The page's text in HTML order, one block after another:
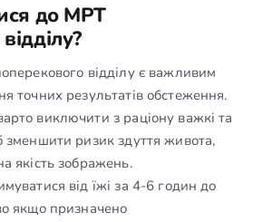
до МРТ
відділу є важливим
точних результатів обстеження.
виключити з раціону важкі та
ризик здуття живота,
якість зображень.
від їжі за 4-6 годин до
якщо призначено